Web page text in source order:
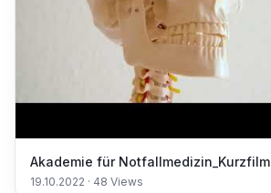
Akademie für Notfallmedizin_Kurzfilm
19.10.2022 · 48 Views